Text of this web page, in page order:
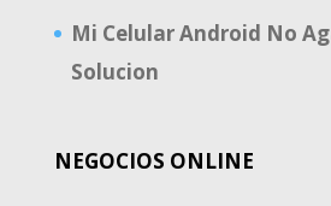
Mi Celular Android No
Solucion
NEGOCIOS ONLINE